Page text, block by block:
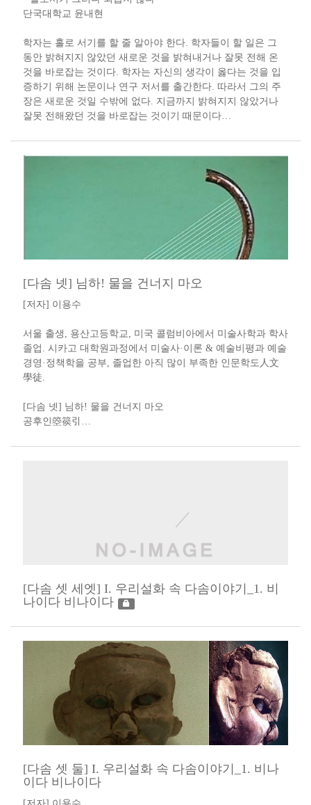
단국대학교 윤내현
학자는 홀로 서기를 할 줄 알아야 한다. 학자들이 할 일은 그
동안 밝혀지지 않았던 새로운 것을 밝혀내거나 잘못 전해 온
것을 바로잡는 것이다. 학자는 자신의 생각이 옳다는 것을 입
증하기 위해 논문이나 연구 저서를 출간한다. 따라서 그의 주
장은 새로운 것일 수밖에 없다. 지금까지 밝혀지지 않았거나
잘못 전해왔던 것을 바로잡는 것이기 때문이다…
[다솜 넷] 님하! 물을 건너지 마오
[저자] 이용수 ​​
서울 출생, 용산고등학교, 미국 콜럼비아에서 미술사학과 학사
졸업. 시카고 대학원과정에서 미술사·이론 & 예술비평과 예술
경영·정책학을 공부, 졸업한 아직 많이 부족한 인문학도人文
學徒​.​​​​
[다솜 넷] 님하! 물을 건너지 마오​​ ​
공후인箜篌引​…
[다솜 셋 세엣] I. 우리설화 속 다솜이야기_1. 비
나이다 비나이다
[다솜 셋 둘] I. 우리설화 속 다솜이야기_1. 비나
이다 비나이다